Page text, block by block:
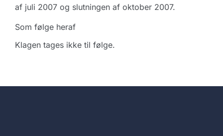
af juli 2007 og slutningen af oktober 2007.
Som følge heraf
Klagen tages ikke til følge.